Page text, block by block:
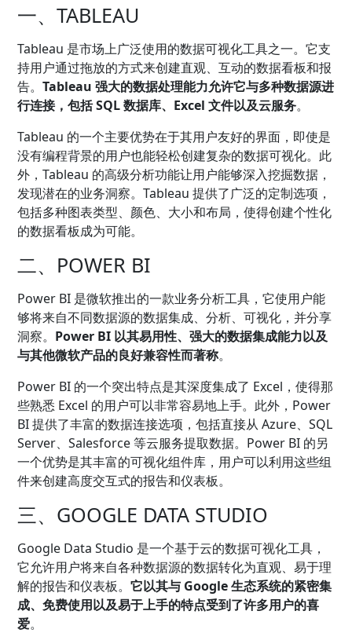
一、TABLEAU
Tableau 是市场上广泛使用的数据可视化工具之一。它支
持用户通过拖放的方式来创建直观、互动的数据看板和报
告。Tableau 强大的数据处理能力允许它与多种数据源进
行连接，包括 SQL 数据库、Excel 文件以及云服务。
Tableau 的一个主要优势在于其用户友好的界面，即使是
没有编程背景的用户也能轻松创建复杂的数据可视化。此
外，Tableau 的高级分析功能让用户能够深入挖掘数据，
发现潜在的业务洞察。Tableau 提供了广泛的定制选项，
包括多种图表类型、颜色、大小和布局，使得创建个性化
的数据看板成为可能。
二、POWER BI
Power BI 是微软推出的一款业务分析工具，它使用户能
够将来自不同数据源的数据集成、分析、可视化，并分享
洞察。 Power BI 以其易用性、强大的数据集成能力以及
与其他微软产品的良好兼容性而著称。
Power BI 的一个突出特点是其深度集成了 Excel，使得那
些熟悉 Excel 的用户可以非常容易地上手。此外，Power
BI 提供了丰富的数据连接选项，包括直接从 Azure、SQL
Server、Salesforce 等云服务提取数据。Power BI 的另
一个优势是其丰富的可视化组件库，用户可以利用这些组
件来创建高度交互式的报告和仪表板。
三、GOOGLE DATA STUDIO
Google Data Studio 是一个基于云的数据可视化工具，
它允许用户将来自各种数据源的数据转化为直观、易于理
解的报告和仪表板。它以其与 Google 生态系统的紧密集
成、免费使用以及易于上手的特点受到了许多用户的喜
爱。